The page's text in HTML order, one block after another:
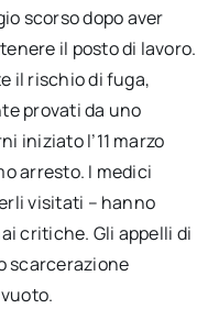
scorso dopo aver
il posto di lavoro.
il rischio di fuga,
provati da uno
iniziato l’11 marzo
arresto. I medici
visitati – hanno
critiche. Gli appelli di
scarcerazione